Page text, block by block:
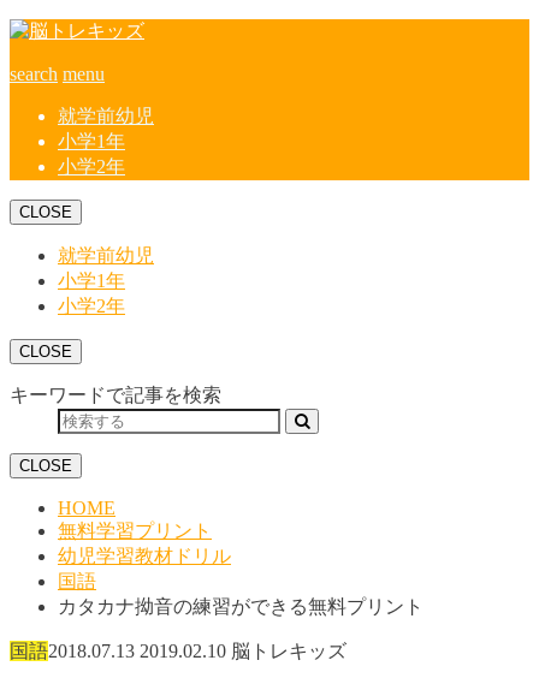
search menu
就学前幼児
小学1年
小学2年
CLOSE
就学前幼児
小学1年
小学2年
CLOSE
キーワードで記事を検索
CLOSE
HOME
無料学習プリント
幼児学習教材ドリル
国語
カタカナ拗音の練習ができる無料プリント
国語2018.07.13 2019.02.10 脳トレキッズ